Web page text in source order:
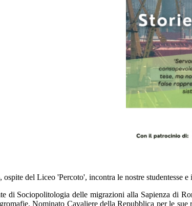
del Liceo 'Percoto', incontra le nostre studentesse
di Sociopolitologia delle migrazioni alla Sapienza di
Nominato Cavaliere della Repubblica per le